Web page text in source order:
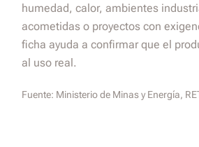
humedad, calor, ambientes
acometidas o proyectos con
ficha ayuda a confirmar que el
al uso real.
Fuente: Ministerio de Minas y Energía,